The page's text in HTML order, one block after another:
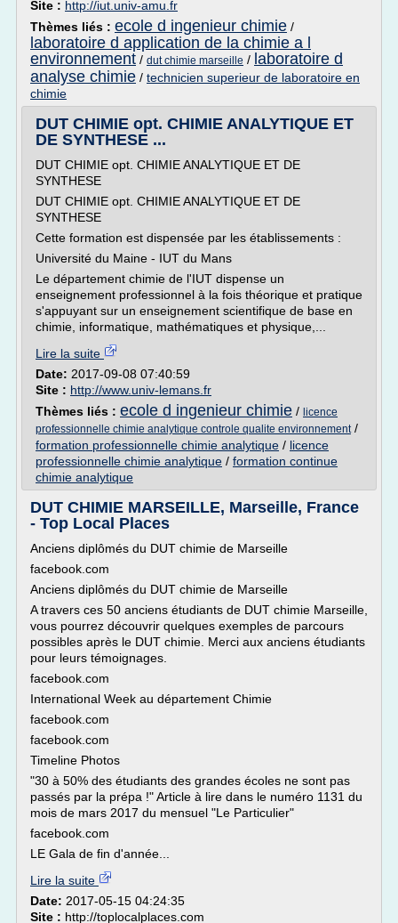
Site : http://iut.univ-amu.fr
Thèmes liés : ecole d ingenieur chimie /
laboratoire d application de la chimie a l
environnement / dut chimie marseille / laboratoire d
analyse chimie / technicien superieur de laboratoire en
chimie
DUT CHIMIE opt. CHIMIE ANALYTIQUE ET
DE SYNTHESE ...
DUT CHIMIE opt. CHIMIE ANALYTIQUE ET DE
SYNTHESE
DUT CHIMIE opt. CHIMIE ANALYTIQUE ET DE
SYNTHESE
Cette formation est dispensée par les établissements :
Université du Maine - IUT du Mans
Le département chimie de l'IUT dispense un
enseignement professionnel à la fois théorique et pratique
s'appuyant sur un enseignement scientifique de base en
chimie, informatique, mathématiques et physique,...
Lire la suite
Date: 2017-09-08 07:40:59
Site : http://www.univ-lemans.fr
Thèmes liés : ecole d ingenieur chimie / licence
professionnelle chimie analytique controle qualite environnement/
formation professionnelle chimie analytique / licence
professionnelle chimie analytique / formation continue
chimie analytique
DUT CHIMIE MARSEILLE, Marseille, France
- Top Local Places
Anciens diplômés du DUT chimie de Marseille
facebook.com
Anciens diplômés du DUT chimie de Marseille
A travers ces 50 anciens étudiants de DUT chimie Marseille,
vous pourrez découvrir quelques exemples de parcours
possibles après le DUT chimie. Merci aux anciens étudiants
pour leurs témoignages.
facebook.com
International Week au département Chimie
facebook.com
facebook.com
Timeline Photos
"30 à 50% des étudiants des grandes écoles ne sont pas
passés par la prépa !" Article à lire dans le numéro 1131 du
mois de mars 2017 du mensuel "Le Particulier"
facebook.com
LE Gala de fin d'année...
Lire la suite
Date: 2017-05-15 04:24:35
Site : http://toplocalplaces.com